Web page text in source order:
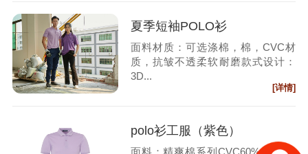
夏季短袖POLO衫
面料材质：可选涤棉，棉，CVC材
质，抗皱不透柔软耐磨款式设计：
3D...
[详情]
polo衫工服（紫色）
面料：精爽棉系列CVC60%棉,，手